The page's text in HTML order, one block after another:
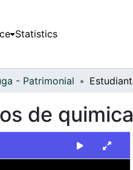
Statistics
- Patrimonial
de quimica